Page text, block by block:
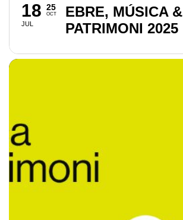
18
JUL
25
OCT
EBRE, MÚSICA &
PATRIMONI 2025